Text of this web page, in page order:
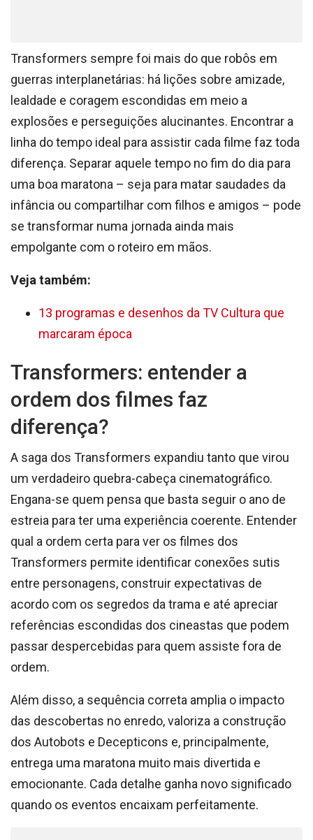
Transformers sempre foi mais do que robôs em
guerras interplanetárias: há lições sobre amizade,
lealdade e coragem escondidas em meio a
explosões e perseguições alucinantes. Encontrar a
linha do tempo ideal para assistir cada filme faz toda
diferença. Separar aquele tempo no fim do dia para
uma boa maratona – seja para matar saudades da
infância ou compartilhar com filhos e amigos – pode
se transformar numa jornada ainda mais
empolgante com o roteiro em mãos.
Veja também:
13 programas e desenhos da TV Cultura que
marcaram época
Transformers: entender a
ordem dos filmes faz
diferença?
A saga dos Transformers expandiu tanto que virou
um verdadeiro quebra-cabeça cinematográfico.
Engana-se quem pensa que basta seguir o ano de
estreia para ter uma experiência coerente. Entender
qual a ordem certa para ver os filmes dos
Transformers permite identificar conexões sutis
entre personagens, construir expectativas de
acordo com os segredos da trama e até apreciar
referências escondidas dos cineastas que podem
passar despercebidas para quem assiste fora de
ordem.
Além disso, a sequência correta amplia o impacto
das descobertas no enredo, valoriza a construção
dos Autobots e Decepticons e, principalmente,
entrega uma maratona muito mais divertida e
emocionante. Cada detalhe ganha novo significado
quando os eventos encaixam perfeitamente.